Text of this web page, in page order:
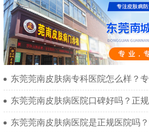
东莞莞南皮肤病专科医院怎么样？
东莞莞南皮肤病医院口碑好吗？正
东莞莞南皮肤病医院是正规医院吗